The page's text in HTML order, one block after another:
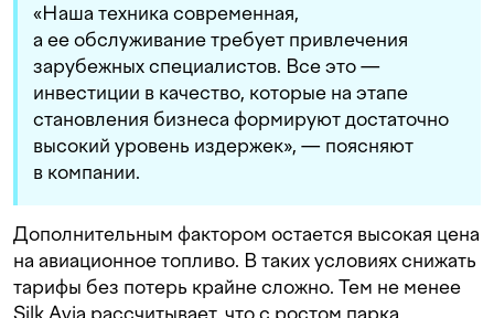
«Наша техника современная,
а ее обслуживание требует привлечения
зарубежных специалистов. Все это —
инвестиции в качество, которые на этапе
становления бизнеса формируют достаточно
высокий уровень издержек», — поясняют
в компании.
Дополнительным фактором остается высокая цена
на авиационное топливо. В таких условиях снижать
тарифы без потерь крайне сложно. Тем не менее